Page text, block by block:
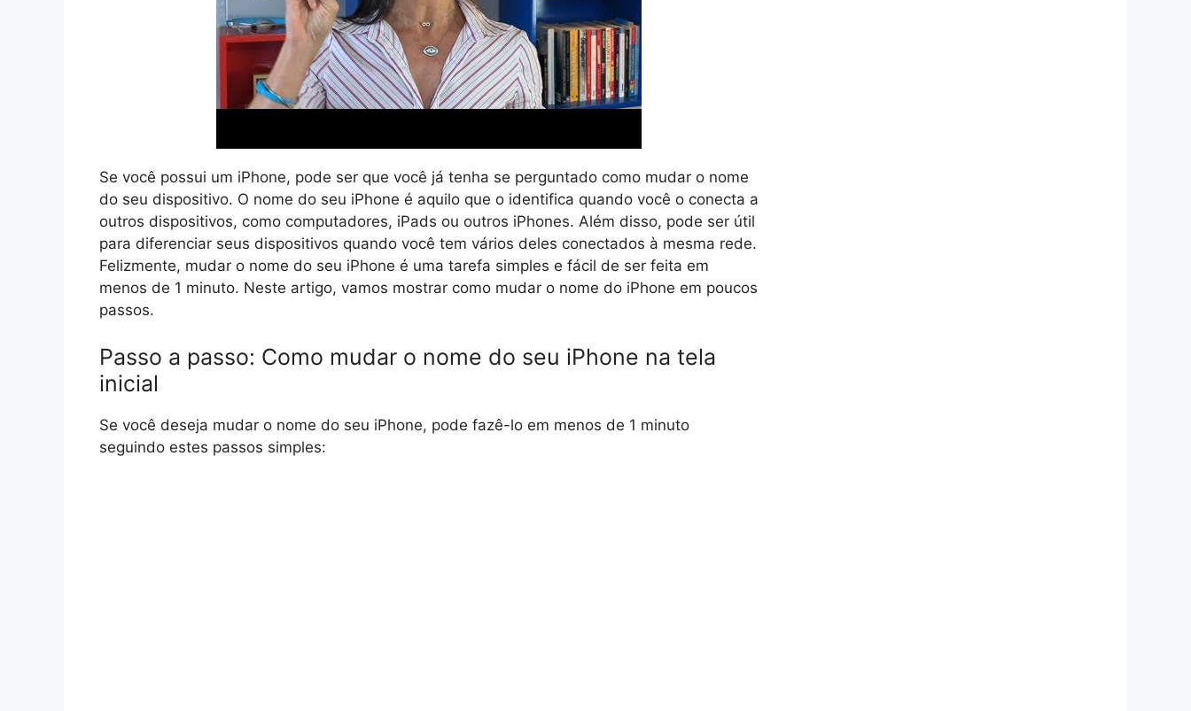
Se você possui um iPhone, pode ser que você já tenha se perguntado como mudar o nome
do seu dispositivo. O nome do seu iPhone é aquilo que o identifica quando você o conecta a
outros dispositivos, como computadores, iPads ou outros iPhones. Além disso, pode ser útil
para diferenciar seus dispositivos quando você tem vários deles conectados à mesma rede.
Felizmente, mudar o nome do seu iPhone é uma tarefa simples e fácil de ser feita em
menos de 1 minuto. Neste artigo, vamos mostrar como mudar o nome do iPhone em poucos
passos.
Passo a passo: Como mudar o nome do seu iPhone na tela
inicial
Se você deseja mudar o nome do seu iPhone, pode fazê-lo em menos de 1 minuto
seguindo estes passos simples: